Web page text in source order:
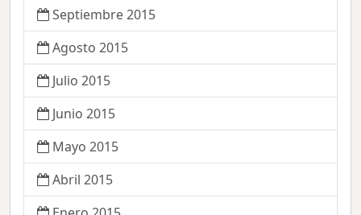
Septiembre 2015
Agosto 2015
Julio 2015
Junio 2015
Mayo 2015
Abril 2015